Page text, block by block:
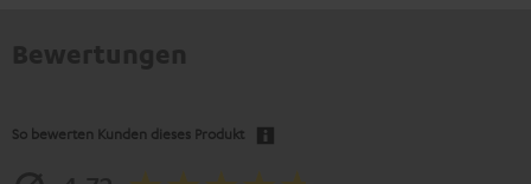
So bewerten Kunden dieses Produkt